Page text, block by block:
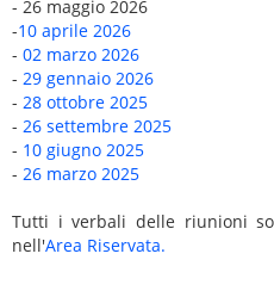
- 26 maggio 2026
-10 aprile 2026
- 02 marzo 2026
- 29 gennaio 2026
- 28 ottobre 2025
- 26 settembre 2025
- 10 giugno 2025
- 26 marzo 2025
Tutti iverbali delle riunioni
nell'Area Riservata.